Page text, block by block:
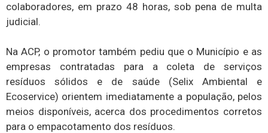
colaboradores, em prazo 48 horas, sob pena de multa
judicial.
Na ACP, o promotor também pediu que o Município e as
empresas contratadas para a coleta de serviços
resíduos sólidos e de saúde (Selix Ambiental e
Ecoservice) orientem imediatamente a população, pelos
meios disponíveis, acerca dos procedimentos corretos
para o empacotamento dos resíduos.